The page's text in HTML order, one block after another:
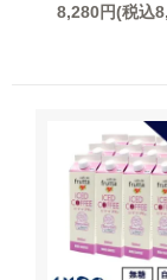
まとめ買いディ
コーヒーギフト
コーヒーマイス
8,280円(税込